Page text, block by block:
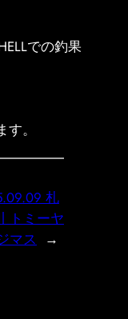
での釣果
。
札
トミーヤ
マス
→